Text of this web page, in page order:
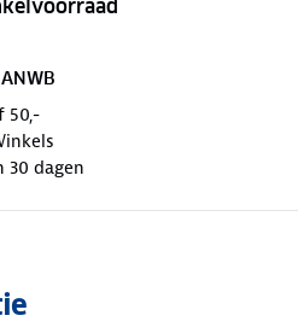
ANWB
50,-
30 dagen